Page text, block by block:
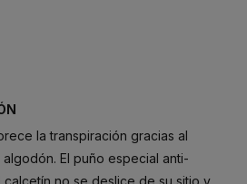
la transpiración gracias al
El puño especial anti-
no se deslice de su sitio y